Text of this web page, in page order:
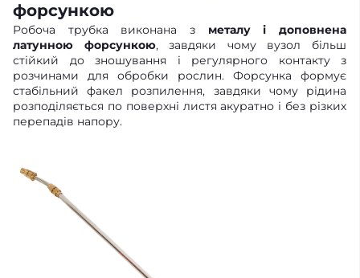
форсункою
Робоча трубка виконана з металу і доповнена
латунною форсункою, завдяки чому вузол більш
стійкий до зношування і регулярного контакту з
розчинами для обробки рослин. Форсунка формує
стабільний факел розпилення, завдяки чому рідина
розподіляється по поверхні листя акуратно і без різких
перепадів напору.